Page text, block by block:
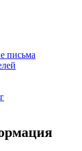
К-36 Н
письма